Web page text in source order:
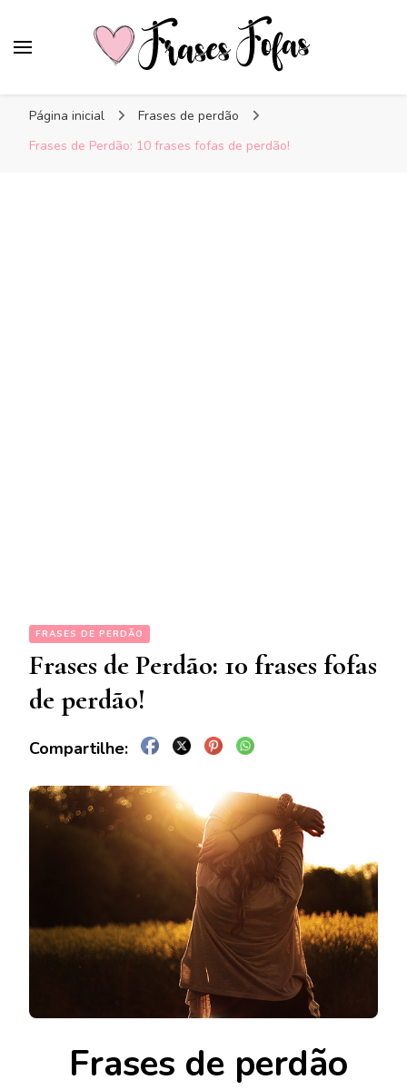
Página inicial
Frases de perdão
Frases de Perdão: 10 frases fofas de perdão!
FRASES DE PERDÃO
Frases de Perdão: 10 frases fofas
de perdão!
Frases de perdão